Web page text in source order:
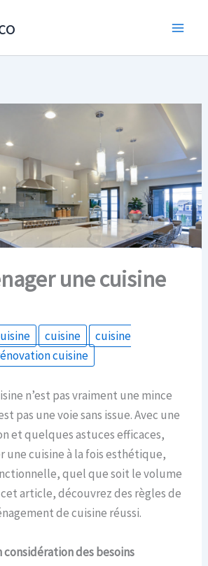
une cuisine
cuisine
cuisine
cuisine
n’est pas vraiment une mince
pas une voie sans issue. Avec une
et quelques astuces efficaces,
une cuisine à la fois esthétique,
quel que soit le volume
cet article, découvrez des règles de
de cuisine réussi.
considération des besoins